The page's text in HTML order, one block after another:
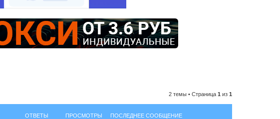
2 темы • Страница 1 из 1
ОТВЕТЫ ПРОСМОТРЫ ПОСЛЕДНЕЕ СООБЩЕНИЕ